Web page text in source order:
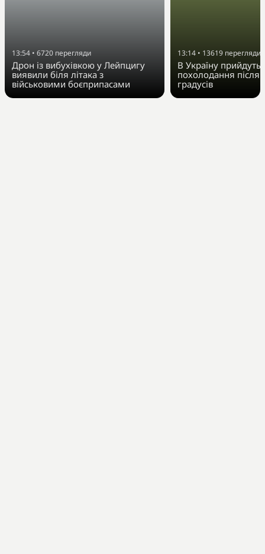
13:54 • 6720 перегляди
Дрон із вибухівкою у Лейпцигу
виявили біля літака з
військовими боєприпасами
13:14 • 13619 перегляди
В Україну прийдуть
похолодання після
градусів